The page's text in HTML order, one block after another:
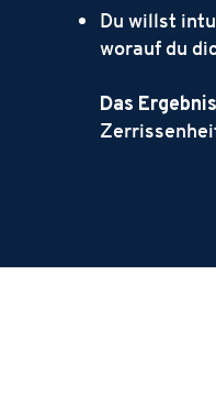
Du willst
worauf du
Das Ergebnis